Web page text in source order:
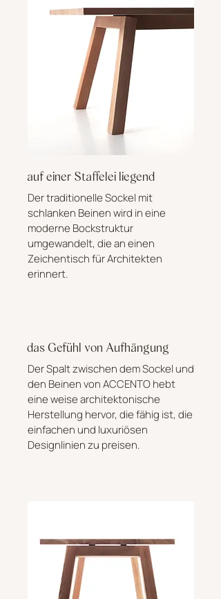
auf einer Staffelei liegend
Der traditionelle Sockel mit
schlanken Beinen wird in eine
moderne Bockstruktur
umgewandelt, die an einen
Zeichentisch für Architekten
erinnert.
das Gefühl von Aufhängung
Der Spalt zwischen dem Sockel und
den Beinen von ACCENTO hebt
eine weise architektonische
Herstellung hervor, die fähig ist, die
einfachen und luxuriösen
Designlinien zu preisen.